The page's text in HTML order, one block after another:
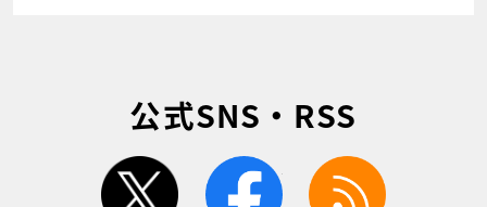
公式SNS・RSS
twitter facebook